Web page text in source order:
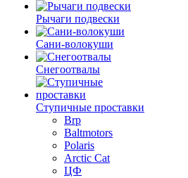
Рычаги подвески
Сани-волокуши
Снегоотвалы
Ступичные проставки
Brp
Baltmotors
Polaris
Arctic Cat
ЦФ